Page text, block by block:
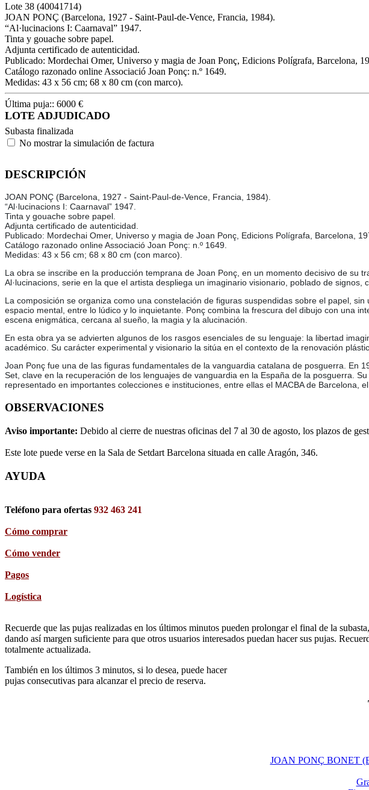
Lote 38 (40041714)
JOAN PONÇ (Barcelona, 1927 - Saint-Paul-de-Vence, Francia, 1984).
“Al·lucinacions I: Caarnaval” 1947.
Tinta y gouache sobre papel.
Adjunta certificado de autenticidad.
Publicado: Mordechai Omer, Universo y magia de Joan Ponç, Edicions Polígrafa, Barcelona,
Catálogo razonado online Associació Joan Ponç: n.º 1649.
Medidas: 43 x 56 cm; 68 x 80 cm (con marco).
Última puja:: 6000 €
LOTE ADJUDICADO
Subasta finalizada
No mostrar la simulación de factura
DESCRIPCIÓN
JOAN PONÇ (Barcelona, 1927 - Saint-Paul-de-Vence, Francia, 1984).
“Al·lucinacions I: Caarnaval” 1947.
Tinta y gouache sobre papel.
Adjunta certificado de autenticidad.
Publicado: Mordechai Omer, Universo y magia de Joan Ponç, Edicions Polígrafa, Barcelona,
Catálogo razonado online Associació Joan Ponç: n.º 1649.
Medidas: 43 x 56 cm; 68 x 80 cm (con marco).
La obra se inscribe en la producción temprana de Joan Ponç, en un momento decisivo de
Al·lucinacions, serie en la que el artista despliega un imaginario visionario, poblado de
La composición se organiza como una constelación de figuras suspendidas sobre el papel,
espacio mental, entre lo lúdico y lo inquietante. Ponç combina la frescura del dibujo con una
escena enigmática, cercana al sueño, la magia y la alucinación.
En esta obra ya se advierten algunos de los rasgos esenciales de su lenguaje: la libertad
académico. Su carácter experimental y visionario la sitúa en el contexto de la renovación
Joan Ponç fue una de las figuras fundamentales de la vanguardia catalana de posguerra. En
Set, clave en la recuperación de los lenguajes de vanguardia en la España de la posguerra.
representado en importantes colecciones e instituciones, entre ellas el MACBA de Barcelona,
OBSERVACIONES
Aviso importante: Debido al cierre de nuestras oficinas del 7 al 30 de agosto, los plazos de
Este lote puede verse en la Sala de Setdart Barcelona situada en calle Aragón, 346.
AYUDA
Teléfono para ofertas 932 463 241
Cómo comprar
Cómo vender
Pagos
Logística
Recuerde que las pujas realizadas en los últimos minutos pueden prolongar el final de la subasta,
dando así margen suficiente para que otros usuarios interesados puedan hacer sus pujas.
totalmente actualizada.
También en los últimos 3 minutos, si lo desea, puede hacer
pujas consecutivas para alcanzar el precio de reserva.
JOAN PONÇ BONET